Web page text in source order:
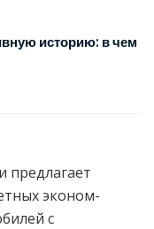
историю: в чем
предлагает
эконом-
с